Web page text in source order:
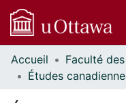
Communautés
et collections
Parcourir
Accueil